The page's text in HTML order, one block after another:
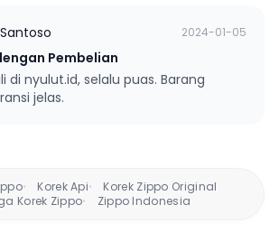
2024-01-05
Pembelian
di nyulut.id, selalu puas. Barang
jelas.
• Korek Api• Korek Zippo Original
Korek Zippo• Zippo Indonesia